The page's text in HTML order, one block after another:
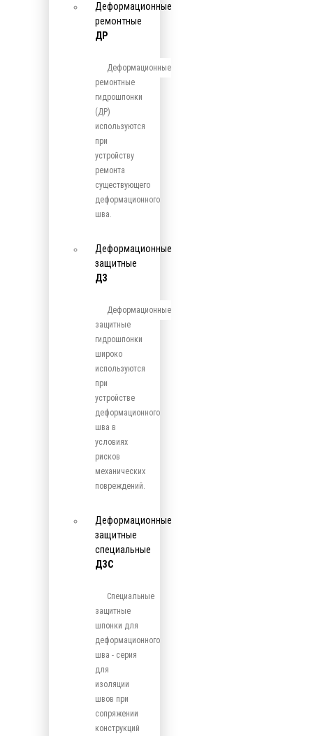
Деформационные
ремонтные
ДР
Деформационные
ремонтные
гидрошпонки
(ДР)
используются
при
устройству
ремонта
существующего
деформационного
шва.
Деформационные
защитные
ДЗ
Деформационные
защитные
гидрошпонки
широко
используются
при
устройстве
деформационного
шва в
условиях
рисков
механических
повреждений.
Деформационные
защитные
специальные
ДЗС
Специальные
защитные
шпонки для
деформационного
шва - серия
для
изоляции
швов при
сопряжении
конструкций